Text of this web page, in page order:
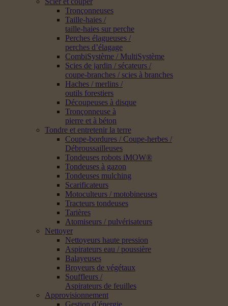
Tronçonneuses
Taille-haies /
taille-haies sur perche
Perches élagueuses /
perches d’élagage
CombiSystème / MultiSystème
Scies de jardin / sécateurs /
coupe-branches / scies à branches
Haches / merlins /
outils forestiers
Découpeuses à disque
Tronçonneuse à
pierre et à béton
Tondre et entretenir la terre
Coupe-bordures / Coupe-herbes /
Débroussailleuses
Tondeuses robots iMOW®
Tondeuses à gazon
Tondeuses mulching
Scarificateurs
Motoculteurs / motobineuses
Tracteurs tondeuses
Tarières
Atomiseurs / pulvérisateurs
Nettoyer
Nettoyeurs haute pression
Aspirateurs eau / poussière
Balayeuses
Broyeurs de végétaux
Souffleurs /
Aspirateurs de feuilles
Approvisionnement
Gestion d’énergie